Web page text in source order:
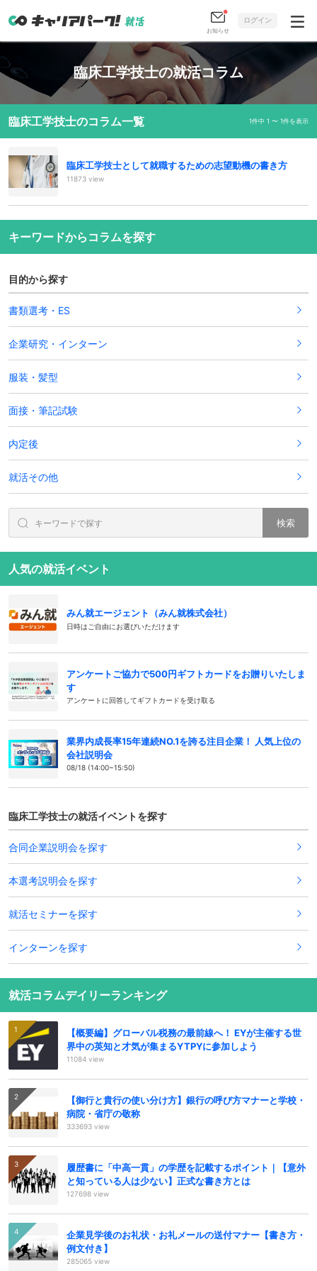
お知らせ
ログイン
臨床工学技士の就活コラム
臨床工学技士のコラム一覧 1件中 1 〜 1件を表示
臨床工学技士として就職するための志望動機の書き方
11873 view
キーワードからコラムを探す
目的から探す
書類選考・ES
企業研究・インターン
服装・髪型
面接・筆記試験
内定後
就活その他
検索
人気の就活イベント
みん就エージェント（みん就株式会社）
日時はご自由にお選びいただけます
アンケートご協力で500円ギフトカードをお贈りいたしま
す
アンケートに回答してギフトカードを受け取る
業界内成長率15年連続NO.1を誇る注目企業！ 人気上位の
会社説明会
08/18 (14:00~15:50)
臨床工学技士の就活イベントを探す
合同企業説明会を探す
本選考説明会を探す
就活セミナーを探す
インターンを探す
就活コラムデイリーランキング
【概要編】グローバル税務の最前線へ！ EYが主催する世
界中の英知と才気が集まるYTPYに参加しよう
11084 view
【御行と貴行の使い分け方】銀行の呼び方マナーと学校・
病院・省庁の敬称
333693 view
履歴書に「中高一貫」の学歴を記載するポイント｜【意外
と知っている人は少ない】正式な書き方とは
127698 view
企業見学後のお礼状・お礼メールの送付マナー【書き方・
例文付き】
285065 view